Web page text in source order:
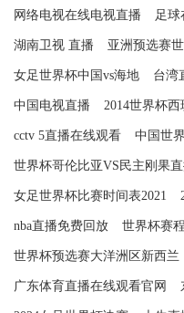
网络电视在线电视直播 足球
湖南卫视 直播 亚洲预选赛
女足世界杯中国vs海地 台湾
中国电视直播 2014世界杯西
cctv 5直播在线观看 中国世
世界杯哥伦比亚VS民主刚果
女足世界杯比赛时间表2021
nba直播免费回放 世界杯赛
世界杯预选赛大洋洲区新西兰
广东体育直播在线观看官网